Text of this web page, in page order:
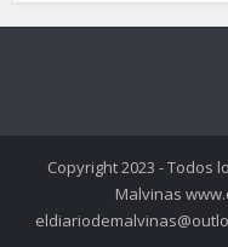
Copyright 2023 - Todos
Malvinas